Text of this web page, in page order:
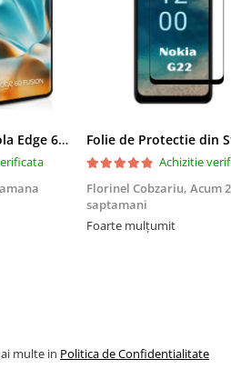
Husa pentru Motorola Edge 60 Fusion din sIlicon catifelat cu interior din microfibra si protectie la camere - Negru
Achizitie
Florinel Cobzariu, Acum 2
saptamani
Foarte mulțumit
multe in Politica de Confidentialitate